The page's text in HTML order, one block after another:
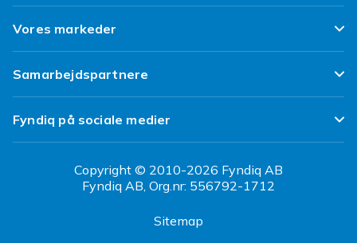
Brukt/ Refurbished
Design dit eget tøj
Klimaarbejde
Job hos Fyndiq
Tilgængelighed
Transparensrapport
Vores markeder
Fyndiq Sverige
Fyndiq Finland
Fyndiq Norge
CDON Danmark
CDON Sverige
Samarbejdspartnere
Partner Help Center
Regler og kvalitet
Fyndiq på sociale medier
Copyright © 2010-2026 Fyndiq AB
Fyndiq AB, Org.nr: 556792-1712
Sitemap